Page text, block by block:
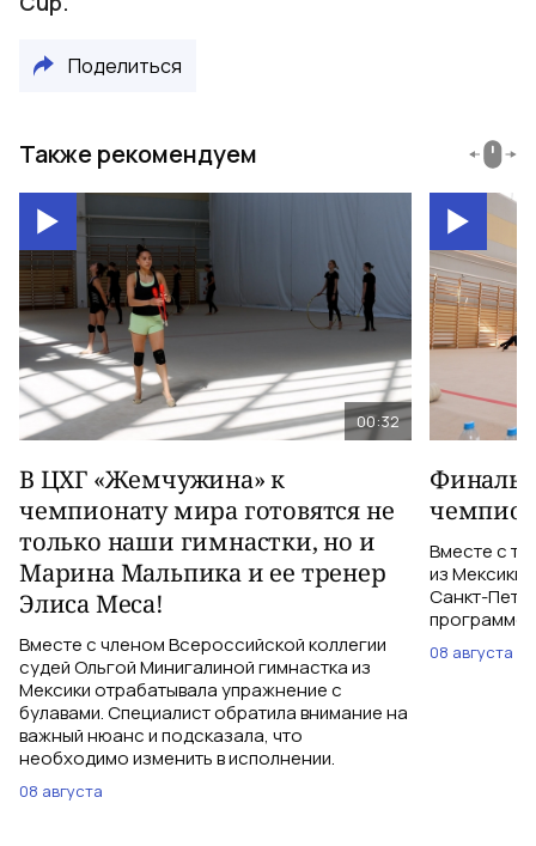
Поделиться
Также рекомендуем
00:32
В ЦХГ «Жемчужина» к
чемпионату мира готовятся не
только наши гимнастки, но и
Марина Мальпика и ее тренер
Элиса Меса!
Вместе с членом Всероссийской коллегии
судей Ольгой Минигалиной гимнастка из
Мексики отрабатывала упражнение с
булавами. Специалист обратила внимание на
важный нюанс и подсказала, что
необходимо изменить в исполнении.
08 августа
Вместе с
из Мексики
Санкт-
программе
08 августа